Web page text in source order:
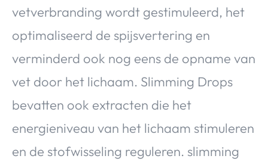
vetverbranding wordt gestimuleerd, het
optimaliseerd de spijsvertering en
verminderd ook nog eens de opname van
vet door het lichaam. Slimming Drops
bevatten ook extracten die het
energieniveau van het lichaam stimuleren
en de stofwisseling reguleren. slimming